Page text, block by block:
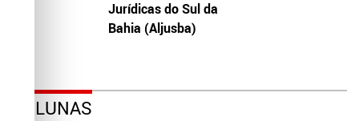
Jurídicas do Sul da
Bahia (Aljusba)
COLUNAS